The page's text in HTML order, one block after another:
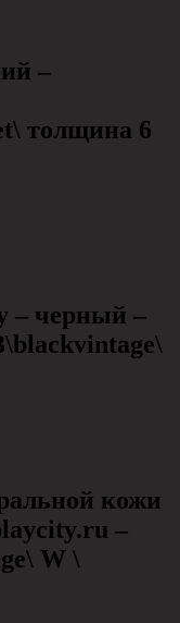
–
толщина 6
– черный –
кожи
–
W \